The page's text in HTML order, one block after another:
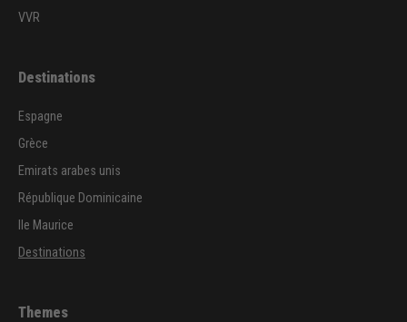
VVR
Destinations
Espagne
Grèce
Emirats arabes unis
République Dominicaine
Ile Maurice
Destinations
Themes